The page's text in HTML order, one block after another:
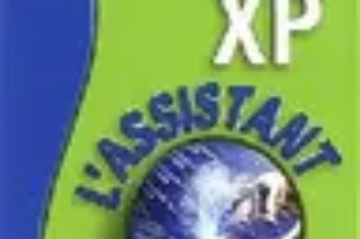
Techniques de Speedcubing
Astuces et
Résolution Techniques et Astuces
Astuces Rubik Cube